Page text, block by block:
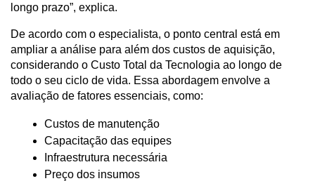
longo prazo”, explica.
De acordo com o especialista, o ponto central está em
ampliar a análise para além dos custos de aquisição,
considerando o Custo Total da Tecnologia ao longo de
todo o seu ciclo de vida. Essa abordagem envolve a
avaliação de fatores essenciais, como:
Custos de manutenção
Capacitação das equipes
Infraestrutura necessária
Preço dos insumos